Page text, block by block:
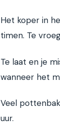
Het koper in
timen. Te
Te laat en je
wanneer het
Veel
uur.